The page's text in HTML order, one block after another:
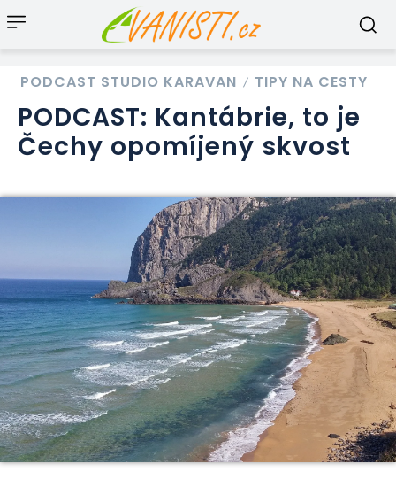
PODCAST STUDIO KARAVAN TIPY NA CESTY
PODCAST: Kantábrie, to je
Čechy opomíjený skvost